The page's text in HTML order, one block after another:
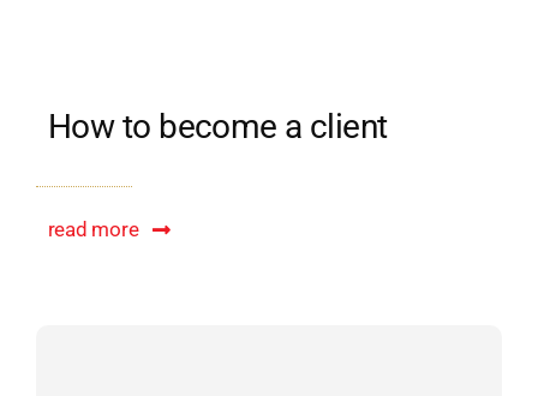
How to become a client
read more